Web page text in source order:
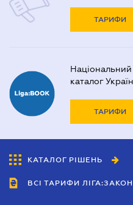
ТАРИФИ
каталог
ТАРИФИ
КАТАЛОГ РІШЕНЬ
ВСІ ТАРИФИ ЛІГА:ЗАКОН